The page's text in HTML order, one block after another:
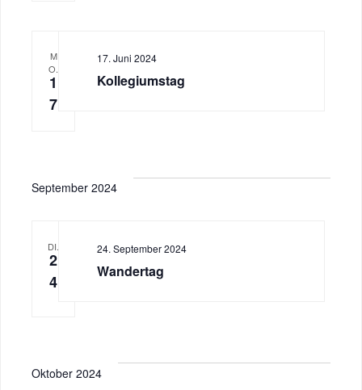
M
O.
1
7
Kollegiumstag
17. Juni 2024
September 2024
DI.
2
4
Wandertag
24. September 2024
Oktober 2024